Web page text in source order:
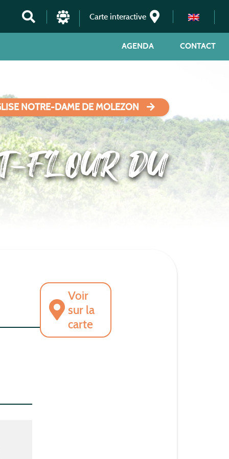
Carte interactive
CONTACT
AGENDA
NOTRE-DAME DE MOLEZON
FLOUR DU
Voir
sur la
carte